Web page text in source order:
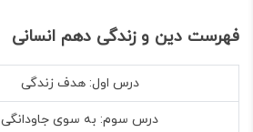
فهرست دین و زندگی دهم انسانی
درس اول: هدف زندگی
درس سوم: به سوی جاودانگی